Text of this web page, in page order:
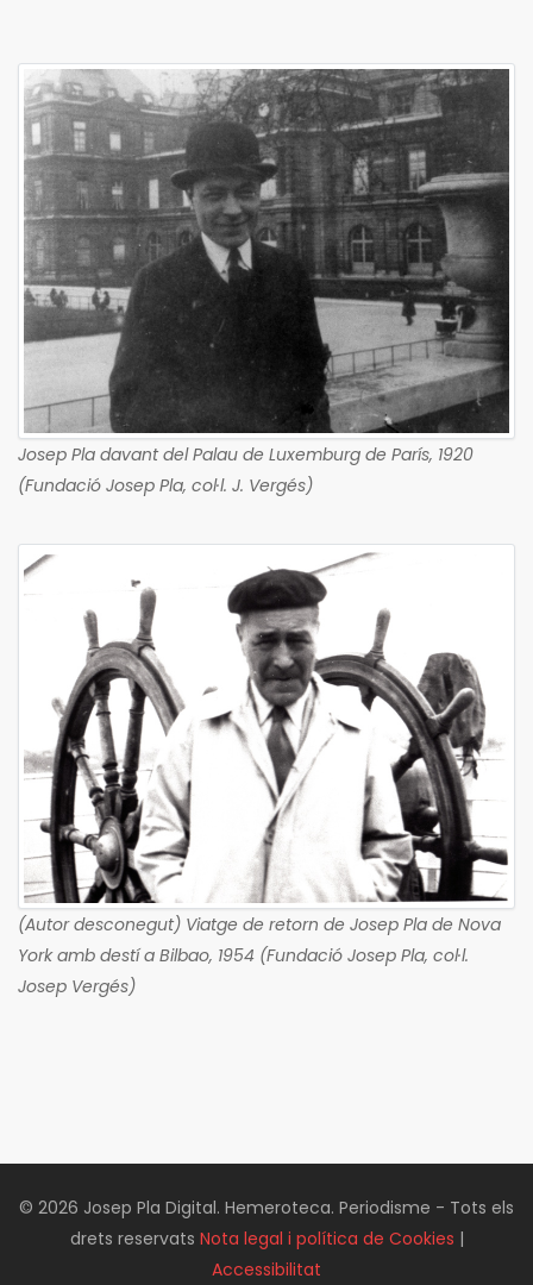
Josep Pla davant del Palau de Luxemburg de París, 1920
(Fundació Josep Pla, col·l. J. Vergés)
(Autor desconegut) Viatge de retorn de Josep Pla de Nova
York amb destí a Bilbao, 1954 (Fundació Josep Pla, col·l.
Josep Vergés)
© 2026 Josep Pla Digital. Hemeroteca. Periodisme - Tots els
drets reservats Nota legal i política de Cookies |
Accessibilitat